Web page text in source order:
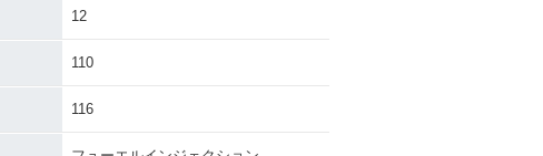
12
110
116